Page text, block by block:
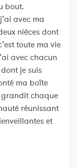
bout.
avec ma
nièces dont
toute ma vie
avec chacun
je suis
ma boîte
grandit chaque
réunissant
et